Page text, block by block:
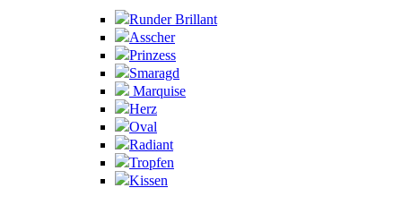
Runder Brillant
Asscher
Prinzess
Smaragd
Marquise
Herz
Oval
Radiant
Tropfen
Kissen